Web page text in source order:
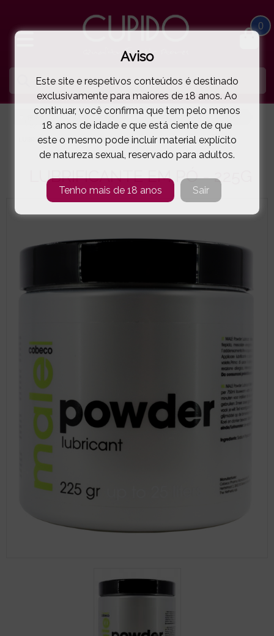
0
LUBRIFICANTES
LUBRIFICANTE EM PÓ - 225G( 70-11800007 )
LUBRIFICANTE EM PÓ - 225G
Aviso
Este site e respetivos conteúdos é destinado
exclusivamente para maiores de 18 anos. Ao
continuar, você confirma que tem pelo menos
18 anos de idade e que está ciente de que
este o mesmo pode incluir material explícito
de natureza sexual, reservado para adultos.
Tenho mais de 18 anos Sair